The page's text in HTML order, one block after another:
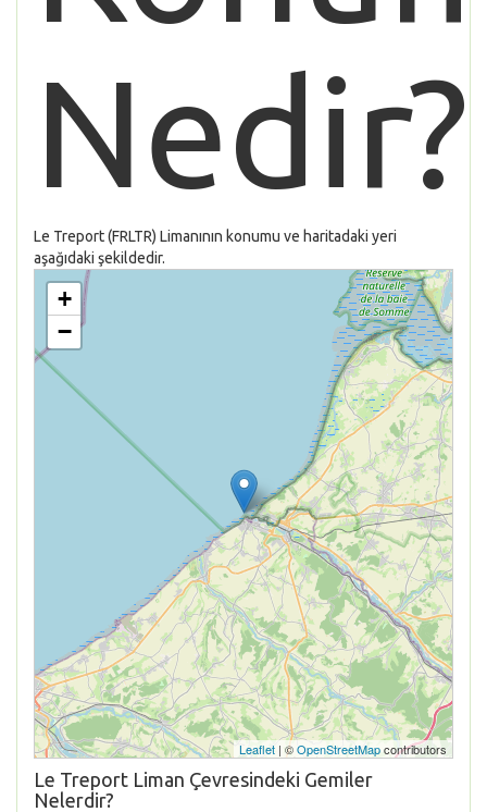
Nedir?
Le Treport (FRLTR) Limanının konumu ve haritadaki yeri
aşağıdaki şekildedir.
+
−
Leaflet | ©OpenStreetMapcontributors
Le Treport Liman Çevresindeki Gemiler
Nelerdir?